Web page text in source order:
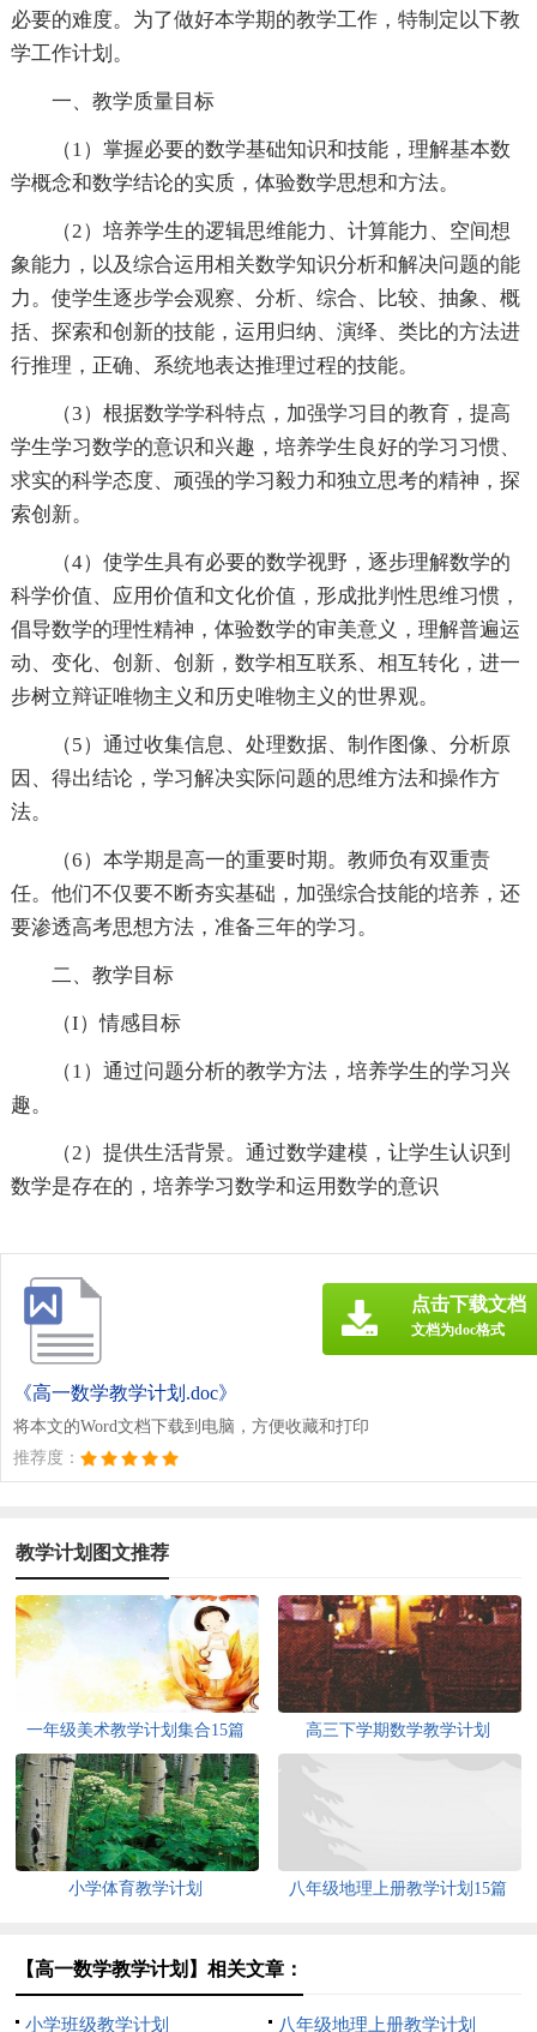
必要的难度。为了做好本学期的教学工作，特制定以下教
学工作计划。
一、教学质量目标
（1）掌握必要的数学基础知识和技能，理解基本数
学概念和数学结论的实质，体验数学思想和方法。
（2）培养学生的逻辑思维能力、计算能力、空间想
象能力，以及综合运用相关数学知识分析和解决问题的能
力。使学生逐步学会观察、分析、综合、比较、抽象、概
括、探索和创新的技能，运用归纳、演绎、类比的方法进
行推理，正确、系统地表达推理过程的技能。
（3）根据数学学科特点，加强学习目的教育，提高
学生学习数学的意识和兴趣，培养学生良好的学习习惯、
求实的科学态度、顽强的学习毅力和独立思考的精神，探
索创新。
（4）使学生具有必要的数学视野，逐步理解数学的
科学价值、应用价值和文化价值，形成批判性思维习惯，
倡导数学的理性精神，体验数学的审美意义，理解普遍运
动、变化、创新、创新，数学相互联系、相互转化，进一
步树立辩证唯物主义和历史唯物主义的世界观。
（5）通过收集信息、处理数据、制作图像、分析原
因、得出结论，学习解决实际问题的思维方法和操作方
法。
（6）本学期是高一的重要时期。教师负有双重责
任。他们不仅要不断夯实基础，加强综合技能的培养，还
要渗透高考思想方法，准备三年的学习。
二、教学目标
（I）情感目标
（1）通过问题分析的教学方法，培养学生的学习兴
趣。
（2）提供生活背景。通过数学建模，让学生认识到
数学是存在的，培养学习数学和运用数学的意识
《高一数学教学计划.doc》
将本文的Word文档下载到电脑，方便收藏和打印
推荐度：
点击下载文档
文档为doc格式
教学计划图文推荐
一年级美术教学计划集合15篇 高三下学期数学教学计划
小学体育教学计划 八年级地理上册教学计划15篇
【高一数学教学计划】相关文章：
小学班级教学计划 八年级地理上册教学计划